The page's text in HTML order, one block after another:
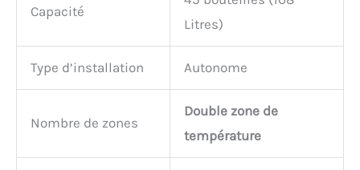
Capacité
Litres)
Type d’installation Autonome
Nombre de zones
Double zone de
température